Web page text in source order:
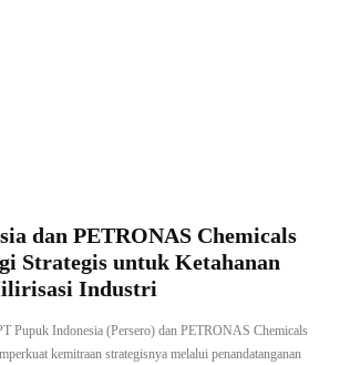
dan PETRONAS Chemicals
Strategis untuk Ketahanan
Industri
Pupuk Indonesia (Persero) dan PETRONAS Chemicals
kemitraan strategisnya melalui penandatanganan